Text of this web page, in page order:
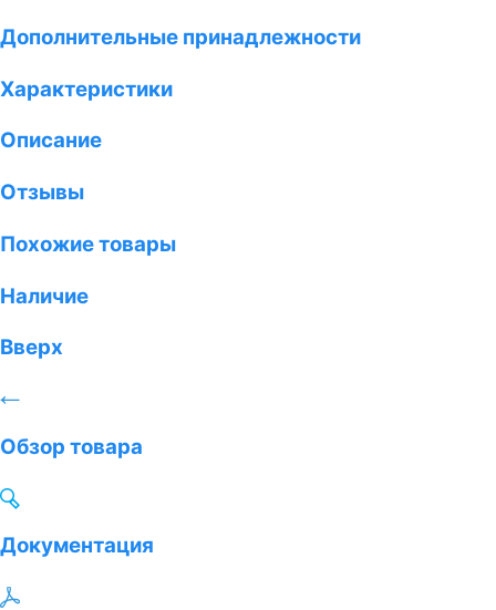
Дополнительные принадлежности
Характеристики
Описание
Отзывы
Похожие товары
Наличие
Вверх
Обзор товара
Документация